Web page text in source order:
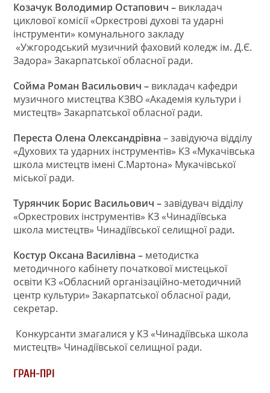
Козачук Володимир Остапович – викладач
циклової комісії «Оркестрові духові та ударні
інструменти» комунального закладу
«Ужгородський музичний фаховий коледж ім. Д.Є.
Задора» Закарпатської обласної ради.
Сойма Роман Васильович – викладач кафедри
музичного мистецтва КЗВО «Академія культури і
мистецтв» Закарпатської обласної ради.
Переста Олена Олександрівна – завідуюча відділу
«Духових та ударних інструментів» КЗ «Мукачівська
школа мистецтв імені С.Мартона» Мукачівської
міської ради.
Турянчик Борис Васильович –завідувач відділу
«Оркестрових інструментів» КЗ «Чинадіївська
школа мистецтв» Чинадіївської селищної ради.
Костур Оксана Василівна – методистка
методичного кабінету початкової мистецької
освіти КЗ «Обласний організаційно-методичний
центр культури» Закарпатської обласної ради,
секретар.
Конкурсанти змагалися у КЗ «Чинадіївська школа
мистецтв» Чинадіївської селищної ради.
ГРАН-ПРІ